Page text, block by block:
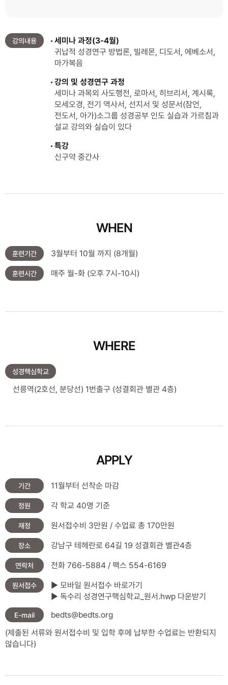
강의내용
세미나 과정(3-4월)
귀납적 성경연구 방법론, 빌레몬, 디도서, 에베소서,
마가복음
강의 및 성경연구 과정
세미나 과목외 사도행전, 로마서, 히브리서, 계시록,
모세오경, 전기 역사서, 선지서 및 성문서(잠언,
전도서, 아가)소그룹 성경공부 인도 실습과 가르침과
설교 강의와 실습이 있다
특강
신구약 중간사
WHEN
훈련기간 3월부터 10월 까지 (8개월)
훈련시간 매주 월-화 (오후 7시-10시)
WHERE
성경핵심학교
선릉역(2호선, 분당선) 1번출구 (성결회관 별관 4층)
APPLY
기간 11월부터 선착순 마감
정원 각 학교 40명 기준
재정 원서접수비 3만원 / 수업료 총 170만원
장소 강남구 테헤란로 64길 19 성결회관 별관4층
연락처 전화 766-5884 / 팩스 554-6169
원서접수
▶ 모바일 원서접수 바로가기
▶ 독수리 성경연구핵심학교_원서.hwp 다운받기
E-mail
bedts@bedts.org
(제출된 서류와 원서접수비 및 입학 후에 납부한 수업료는 반환되지
않습니다)